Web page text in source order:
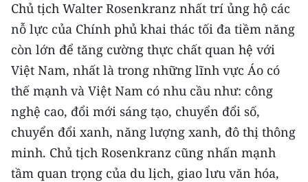
ENGLISH
中文
FRANÇAIS
РУССКИЙ
ESPAÑOL
한국어
Chủ tịch Walter Rosenkranz nhất trí ủng hộ các
nỗ lực của Chính phủ khai thác tối đa tiềm năng
còn lớn để tăng cường thực chất quan hệ với
Việt Nam, nhất là trong những lĩnh vực Áo có
thế mạnh và Việt Nam có nhu cầu như: công
nghệ cao, đổi mới sáng tạo, chuyển đổi số,
chuyển đổi xanh, năng lượng xanh, đô thị thông
minh. Chủ tịch Rosenkranz cũng nhấn mạnh
tầm quan trọng của du lịch, giao lưu văn hóa,